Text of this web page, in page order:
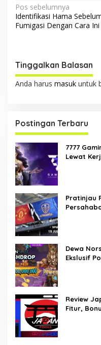
N
a
g
a
p
o
s
Pos sebelumnya
Identifikasi Hama
Fumigasi Dengan Cara Ini
Tinggalkan Balasan
Anda harus masuk untuk
Postingan Terbaru
7777
Lewat
Pratinjau
Dewa
Ekslusif
Review
Fitur,